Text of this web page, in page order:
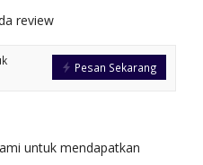
review
Pesan Sekarang
untuk mendapatkan